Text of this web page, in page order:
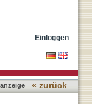
Einloggen
« zurück